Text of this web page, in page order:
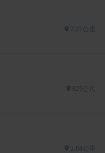
1.84公里